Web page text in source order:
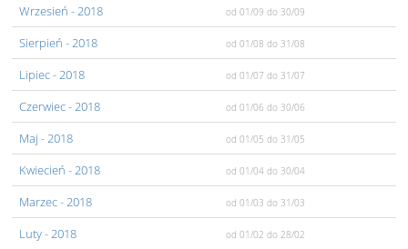
Wrzesień - 2018 od 01/09 do 30/09
Sierpień - 2018 od 01/08 do 31/08
Lipiec- 2018 od 01/07 do 31/07
Czerwiec- 2018 od 01/06 do 30/06
Maj - 2018 od 01/05 do 31/05
Kwiecień - 2018 od 01/04 do 30/04
Marzec- 2018 od 01/03 do 31/03
Luty- 2018 od 01/02 do 28/02